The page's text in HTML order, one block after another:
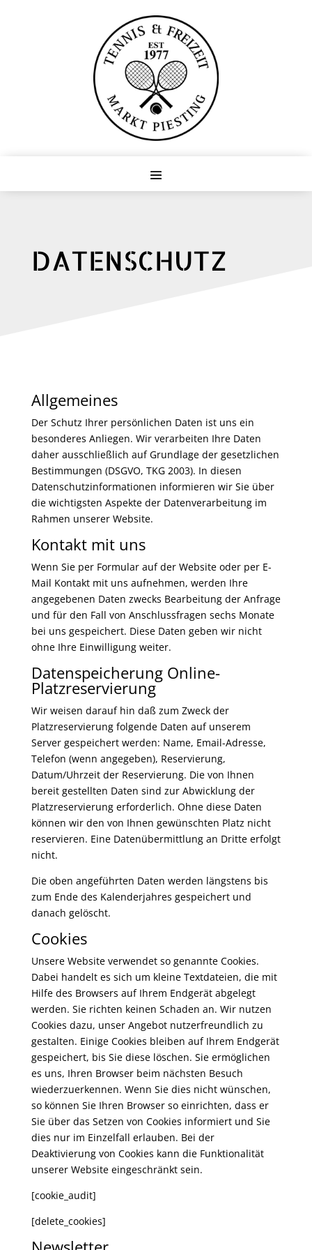
DATENSCHUTZ
Allgemeines
Der Schutz Ihrer persönlichen Daten ist uns ein
besonderes Anliegen. Wir verarbeiten Ihre Daten
daher ausschließlich auf Grundlage der gesetzlichen
Bestimmungen (DSGVO, TKG 2003). In diesen
Datenschutzinformationen informieren wir Sie über
die wichtigsten Aspekte der Datenverarbeitung im
Rahmen unserer Website.
Kontakt mit uns
Wenn Sie per Formular auf der Website oder per E-
Mail Kontakt mit uns aufnehmen, werden Ihre
angegebenen Daten zwecks Bearbeitung der Anfrage
und für den Fall von Anschlussfragen sechs Monate
bei uns gespeichert. Diese Daten geben wir nicht
ohne Ihre Einwilligung weiter.
Datenspeicherung Online-
Platzreservierung
Wir weisen darauf hin daß zum Zweck der
Platzreservierung folgende Daten auf unserem
Server gespeichert werden: Name, Email-Adresse,
Telefon (wenn angegeben), Reservierung,
Datum/Uhrzeit der Reservierung. Die von Ihnen
bereit gestellten Daten sind zur Abwicklung der
Platzreservierung erforderlich. Ohne diese Daten
können wir den von Ihnen gewünschten Platz nicht
reservieren. Eine Datenübermittlung an Dritte erfolgt
nicht.
Die oben angeführten Daten werden längstens bis
zum Ende des Kalenderjahres gespeichert und
danach gelöscht.
Cookies
Unsere Website verwendet so genannte Cookies.
Dabei handelt es sich um kleine Textdateien, die mit
Hilfe des Browsers auf Ihrem Endgerät abgelegt
werden. Sie richten keinen Schaden an. Wir nutzen
Cookies dazu, unser Angebot nutzerfreundlich zu
gestalten. Einige Cookies bleiben auf Ihrem Endgerät
gespeichert, bis Sie diese löschen. Sie ermöglichen
es uns, Ihren Browser beim nächsten Besuch
wiederzuerkennen. Wenn Sie dies nicht wünschen,
so können Sie Ihren Browser so einrichten, dass er
Sie über das Setzen von Cookies informiert und Sie
dies nur im Einzelfall erlauben. Bei der
Deaktivierung von Cookies kann die Funktionalität
unserer Website eingeschränkt sein.
[cookie_audit]
[delete_cookies]